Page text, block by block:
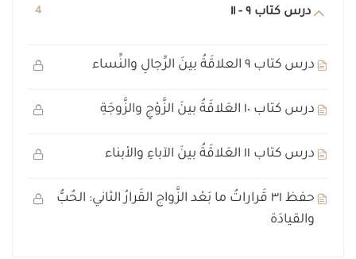
درس كتاب ٩ - ١١ 4
درس كتاب ٩ العلاقَةُ بينَ الرِّجالِ والنِّساء
درس كتاب ١٠ العَلاقَةُ بينَ الزَّوْجِ والزَّوجَةِ
درس كتاب ١١ العَلاقَةُ بينَ الآباءِ والأبناء
حفظ ٣١ قَراراتُ ما بَعْد الزَّواج القَرارُ الثاني: الحُبُّ
والقيادَة